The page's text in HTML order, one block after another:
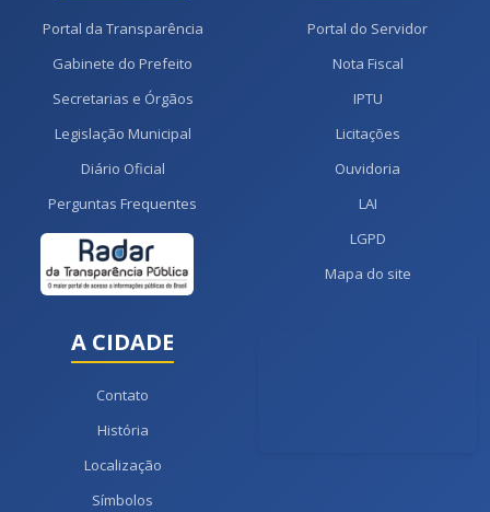
Portal da Transparência
Gabinete do Prefeito
Secretarias e Órgãos
Legislação Municipal
Diário Oficial
Perguntas Frequentes
Portal do Servidor
Nota Fiscal
IPTU
Licitações
Ouvidoria
LAI
LGPD
Mapa do site
A CIDADE
Contato
História
Localização
Símbolos